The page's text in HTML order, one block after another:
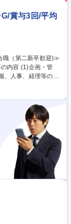
賞与3回/平均
、人事、経理等の本
のサブユーザー様
業用営業：製造業
コスト、環境性等の
・保安：需要量の
産である内管の維持
充などを通じ、安
年/働き方◎